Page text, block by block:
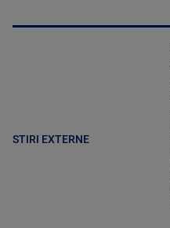
STIRI EXTERNE